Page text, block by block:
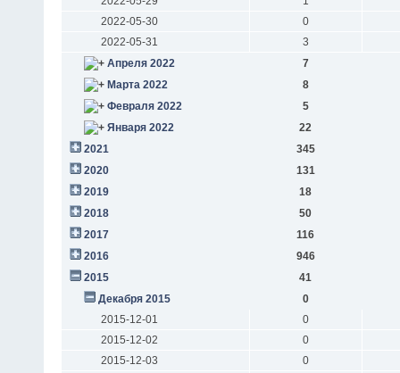
2022-05-30
0
2022-05-31
3
Апреля 2022
7
Марта 2022
8
Февраля 2022
5
Января 2022
22
2021
345
2020
131
2019
18
2018
50
2017
116
2016
946
2015
41
Декабря 2015
0
2015-12-01
0
2015-12-02
0
2015-12-03
0